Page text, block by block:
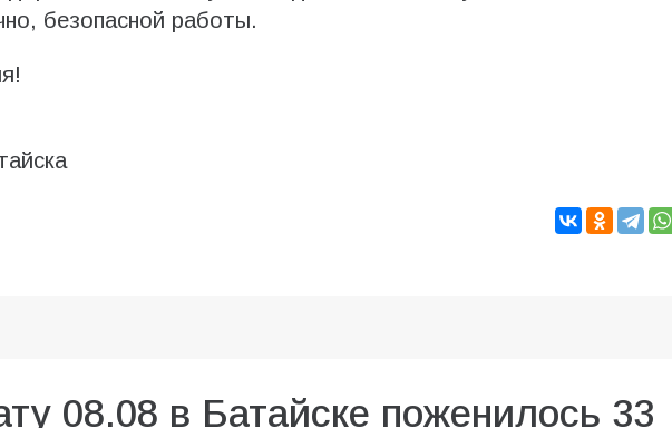
безопасной работы.
08.08 в Батайске поженилось 33